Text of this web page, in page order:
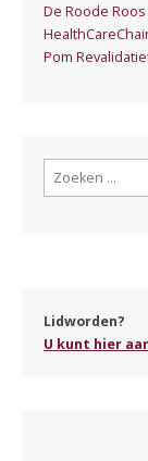
De Roode Roos
Pom
Zoeken
Lidworden?
U kunt hier